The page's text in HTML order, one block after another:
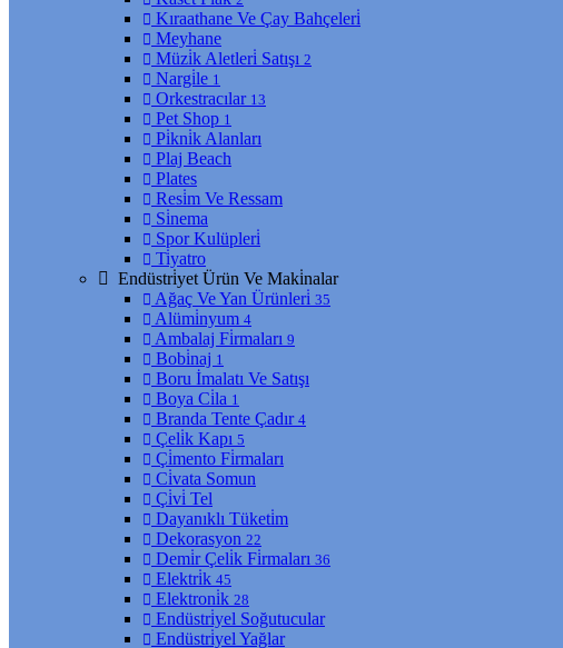
Kıraathane Ve Çay Bahçeleri̇
Meyhane
Müzi̇k Aletleri̇ Satışı 2
Nargi̇le 1
Orkestracılar 13
Pet Shop 1
Pi̇kni̇k Alanları
Plaj Beach
Plates
Resi̇m Ve Ressam
Si̇nema
Spor Kulüpleri̇
Ti̇yatro
Endüstri̇yet Ürün Ve Maki̇nalar
Ağaç Ve Yan Ürünleri̇ 35
Alümi̇nyum 4
Ambalaj Fi̇rmaları 9
Bobi̇naj 1
Boru İmalatı Ve Satışı
Boya Ci̇la 1
Branda Tente Çadır 4
Çeli̇k Kapı 5
Çi̇mento Fi̇rmaları
Ci̇vata Somun
Çi̇vi̇ Tel
Dayanıklı Tüketi̇m
Dekorasyon 22
Demi̇r Çeli̇k Fi̇rmaları 36
Elektri̇k 45
Elektroni̇k 28
Endüstri̇yel Soğutucular
Endüstri̇yel Yağlar